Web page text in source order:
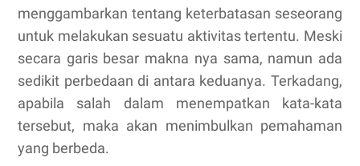
menggambarkan tentang keterbatasan seseorang
untuk melakukan sesuatu aktivitas tertentu. Meski
secara garis besar makna nya sama, namun ada
sedikit perbedaan di antara keduanya. Terkadang,
apabila salah dalam menempatkan kata-kata
tersebut, maka akan menimbulkan pemahaman
yang berbeda.